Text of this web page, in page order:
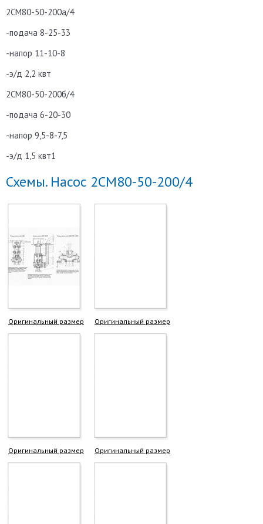
2СМ80-50-200а/4
-подача 8-25-33
-напор 11-10-8
-э/д 2,2 квт
2СМ80-50-200б/4
-подача 6-20-30
-напор 9,5-8-7,5
-э/д 1,5 квт1
Схемы. Насос 2СМ80-50-200/4
Оригинальный размер Оригинальный размер
Оригинальный размер Оригинальный размер